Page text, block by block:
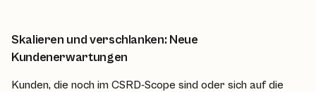
Skalieren und verschlanken: Neue
Kundenerwartungen
Kunden, die noch im CSRD-Scope sind oder sich auf die